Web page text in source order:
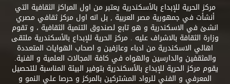
مركز الحرية للإبداع بالأسكندرية يعتبر من اول المراكز الثقافية التي
أنشأت في جمهورية مصر العربية , بل انه اول مركز ثقافي مصري
انشئ في الاسكندرية و هو تابع لصندوق التنمية الثقافية ، و تقوم
وزارة الثقافة بالاشراف عليه . مركز الحرية للإبداع بالأسكندرية ملتقى
اهالي الاسكندرية من ادباء وعازفين و اصحاب الهوايات المتعددة
والمثقفين والدارسين والهواه في كافة المجالات العلمية و الفنية.
يقوم مركز الحرية للإبداع بالأسكندرية بتوفير البيئة المناسبة للتحصيل
المعرفي و الفني للرواد المشتركين بالمركز و حرصا علي النمو و